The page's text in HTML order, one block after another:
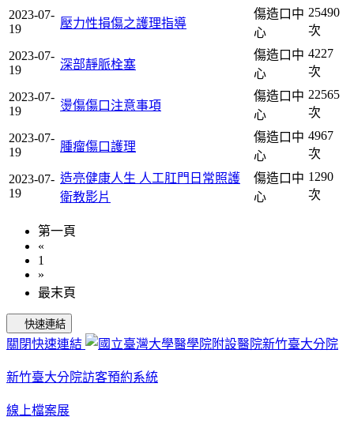
2023-07-
19
壓力性損傷之護理指導
傷造口中
心
25490
次
2023-07-
19
深部靜脈栓塞
傷造口中
心
4227
次
2023-07-
19
燙傷傷口注意事項
傷造口中
心
22565
次
2023-07-
19
腫瘤傷口護理
傷造口中
心
4967
次
2023-07-
19
造亮健康人生 人工肛門日常照護
衛教影片
傷造口中
心
1290
次
第一頁
«
1
»
最末頁
快速連結
關閉快速連結
新竹臺大分院訪客預約系統
線上檔案展